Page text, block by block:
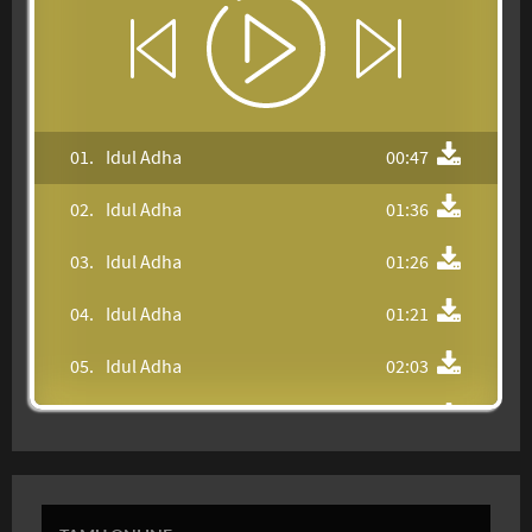
01. Idul Adha 00:47
02. Idul Adha 01:36
03. Idul Adha 01:26
04. Idul Adha 01:21
05. Idul Adha 02:03
06. Idul Adha 00:51
07. Idul Adha 00:35